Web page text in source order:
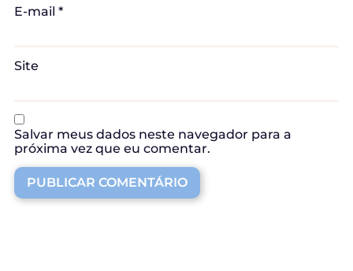
E-mail *
Site
Salvar meus dados neste navegador para a
próxima vez que eu comentar.